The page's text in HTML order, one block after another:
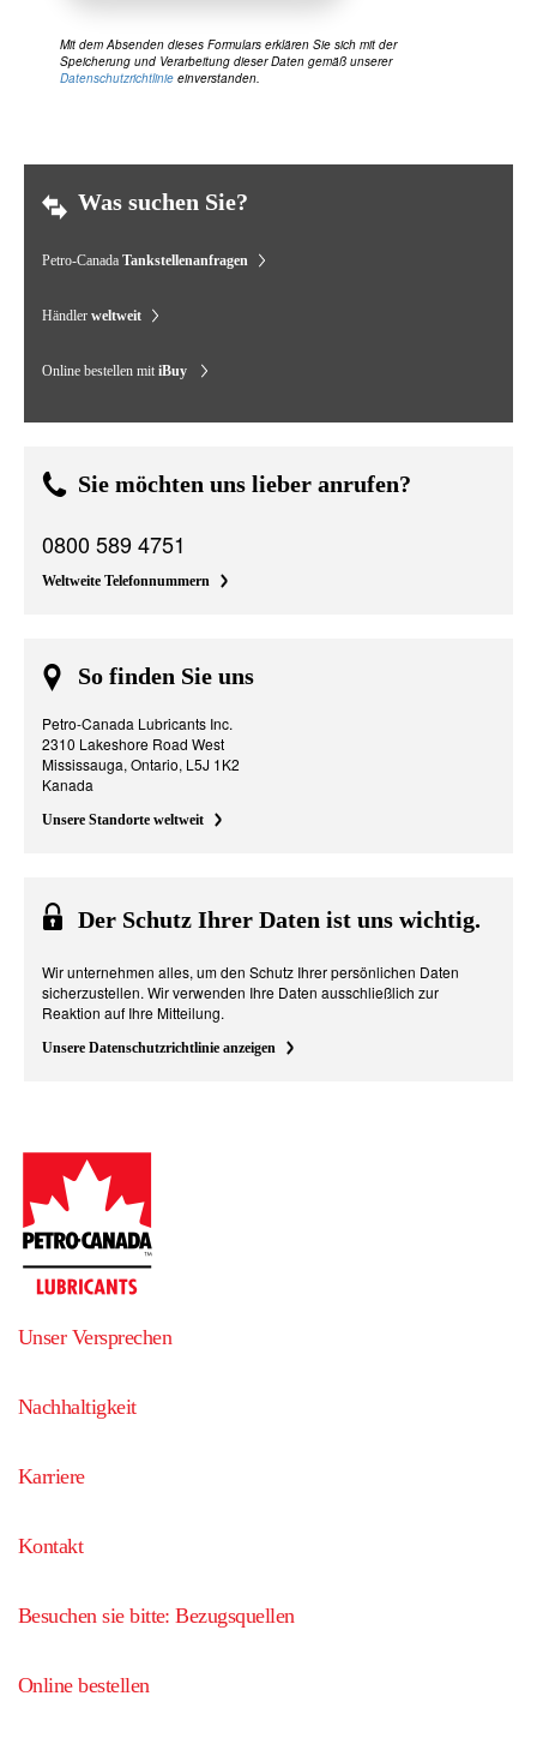
Mit dem Absenden dieses Formulars erklären Sie sich mit der
Speicherung und Verarbeitung dieser Daten gemäß unserer
Datenschutzrichtlinie einverstanden.
Was suchen Sie?
Petro-Canada Tankstellenanfragen
Händler weltweit
Online bestellen mit iBuy
Sie möchten uns lieber anrufen?
0800 589 4751
Weltweite Telefonnummern
So finden Sie uns
Petro-Canada Lubricants Inc.
2310 Lakeshore Road West
Mississauga, Ontario, L5J 1K2
Kanada
Unsere Standorte weltweit
Der Schutz Ihrer Daten ist uns wichtig.
Wir unternehmen alles, um den Schutz Ihrer persönlichen Daten
sicherzustellen. Wir verwenden Ihre Daten ausschließlich zur
Reaktion auf Ihre Mitteilung.
Unsere Datenschutzrichtlinie anzeigen
Unser Versprechen
Nachhaltigkeit
Karriere
Kontakt
Besuchen sie bitte: Bezugsquellen
Online bestellen